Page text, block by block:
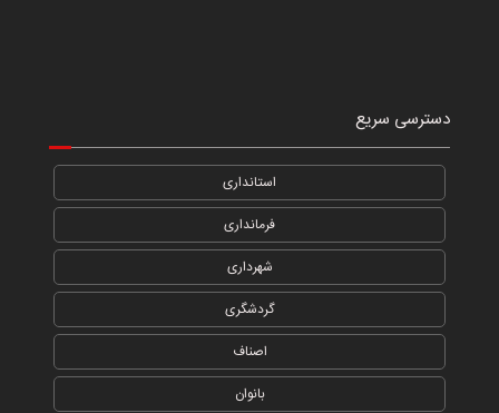
دسترسی سریع
استانداری
فرمانداری
شهرداری
گردشگری
اصناف
بانوان